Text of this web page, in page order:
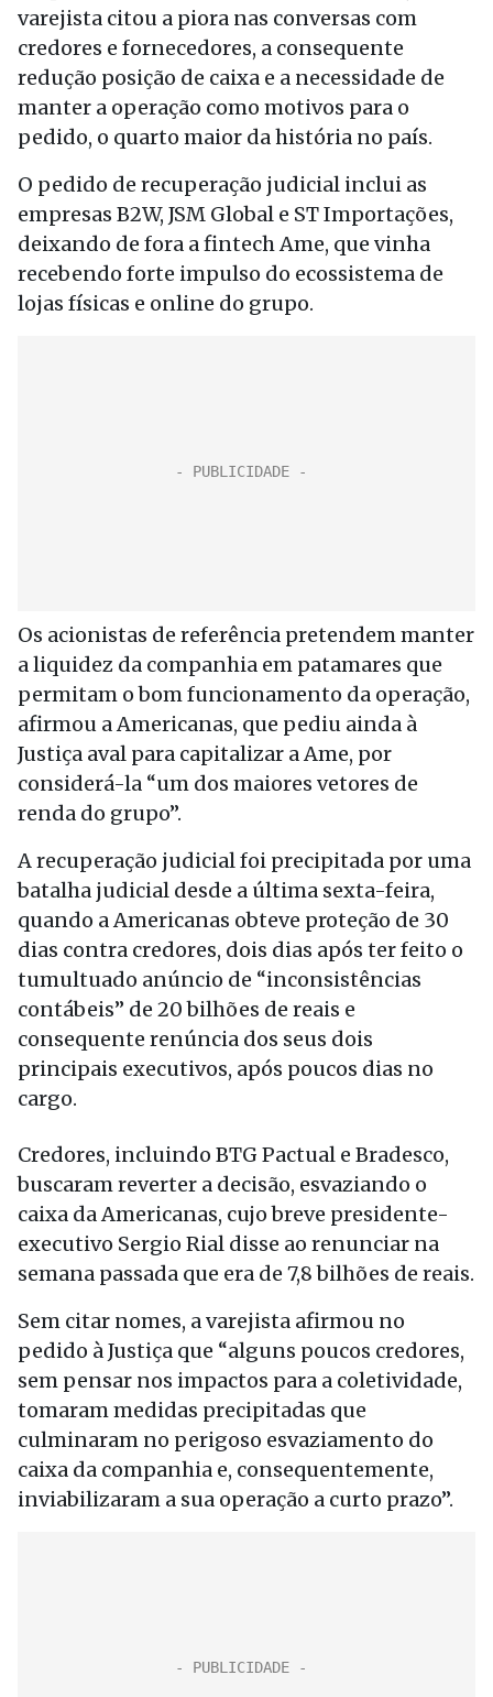
varejista citou a piora nas conversas com
credores e fornecedores, a consequente
redução posição de caixa e a necessidade de
manter a operação como motivos para o
pedido, o quarto maior da história no país.
O pedido de recuperação judicial inclui as
empresas B2W, JSM Global e ST Importações,
deixando de fora a fintech Ame, que vinha
recebendo forte impulso do ecossistema de
lojas físicas e online do grupo.
Os acionistas de referência pretendem manter
a liquidez da companhia em patamares que
permitam o bom funcionamento da operação,
afirmou a Americanas, que pediu ainda à
Justiça aval para capitalizar a Ame, por
considerá-la “um dos maiores vetores de
renda do grupo”.
A recuperação judicial foi precipitada por uma
batalha judicial desde a última sexta-feira,
quando a Americanas obteve proteção de 30
dias contra credores, dois dias após ter feito o
tumultuado anúncio de “inconsistências
contábeis” de 20 bilhões de reais e
consequente renúncia dos seus dois
principais executivos, após poucos dias no
cargo.
Credores, incluindo BTG Pactual e Bradesco,
buscaram reverter a decisão, esvaziando o
caixa da Americanas, cujo breve presidente-
executivo Sergio Rial disse ao renunciar na
semana passada que era de 7,8 bilhões de reais.
Sem citar nomes, a varejista afirmou no
pedido à Justiça que “alguns poucos credores,
sem pensar nos impactos para a coletividade,
tomaram medidas precipitadas que
culminaram no perigoso esvaziamento do
caixa da companhia e, consequentemente,
inviabilizaram a sua operação a curto prazo”.